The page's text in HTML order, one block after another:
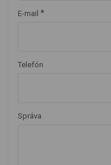
E-mail *
Telefón
Správa